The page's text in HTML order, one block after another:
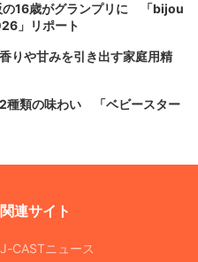
の16歳がグランプリに 「bijou
」リポート
りや甘みを引き出す家庭用精
2種類の味わい 「ベビースター
関連サイト
J-CASTニュース